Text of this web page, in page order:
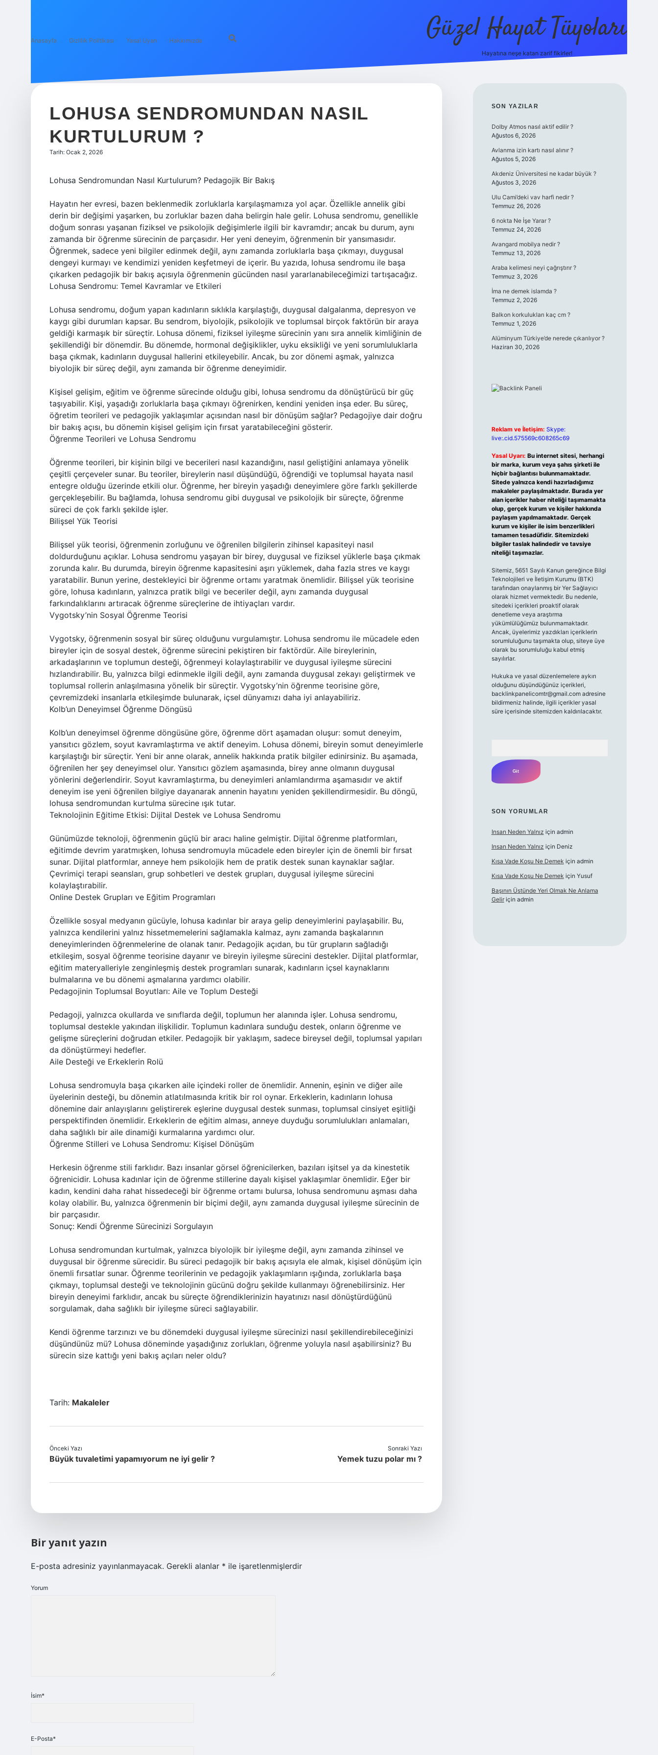
Anasayfa Gizlilik Politikası Yasal Uyarı Hakkımızda Güzel Hayat Tüyoları
Hayatına neşe katan zarif fikirler!
LOHUSA SENDROMUNDAN NASIL
KURTULURUM ?
Tarih: Ocak 2, 2026
Lohusa Sendromundan Nasıl Kurtulurum? Pedagojik Bir Bakış
Hayatın her evresi, bazen beklenmedik zorluklarla karşılaşmamıza yol açar. Özellikle annelik gibi
derin bir değişimi yaşarken, bu zorluklar bazen daha belirgin hale gelir. Lohusa sendromu, genellikle
doğum sonrası yaşanan fiziksel ve psikolojik değişimlerle ilgili bir kavramdır; ancak bu durum, aynı
zamanda bir öğrenme sürecinin de parçasıdır. Her yeni deneyim, öğrenmenin bir yansımasıdır.
Öğrenmek, sadece yeni bilgiler edinmek değil, aynı zamanda zorluklarla başa çıkmayı, duygusal
dengeyi kurmayı ve kendimizi yeniden keşfetmeyi de içerir. Bu yazıda, lohusa sendromu ile başa
çıkarken pedagojik bir bakış açısıyla öğrenmenin gücünden nasıl yararlanabileceğimizi tartışacağız.
Lohusa Sendromu: Temel Kavramlar ve Etkileri
Lohusa sendromu, doğum yapan kadınların sıklıkla karşılaştığı, duygusal dalgalanma, depresyon ve
kaygı gibi durumları kapsar. Bu sendrom, biyolojik, psikolojik ve toplumsal birçok faktörün bir araya
geldiği karmaşık bir süreçtir. Lohusa dönemi, fiziksel iyileşme sürecinin yanı sıra annelik kimliğinin de
şekillendiği bir dönemdir. Bu dönemde, hormonal değişiklikler, uyku eksikliği ve yeni sorumluluklarla
başa çıkmak, kadınların duygusal hallerini etkileyebilir. Ancak, bu zor dönemi aşmak, yalnızca
biyolojik bir süreç değil, aynı zamanda bir öğrenme deneyimidir.
Kişisel gelişim, eğitim ve öğrenme sürecinde olduğu gibi, lohusa sendromu da dönüştürücü bir güç
taşıyabilir. Kişi, yaşadığı zorluklarla başa çıkmayı öğrenirken, kendini yeniden inşa eder. Bu süreç,
öğretim teorileri ve pedagojik yaklaşımlar açısından nasıl bir dönüşüm sağlar? Pedagojiye dair doğru
bir bakış açısı, bu dönemin kişisel gelişim için fırsat yaratabileceğini gösterir.
Öğrenme Teorileri ve Lohusa Sendromu
Öğrenme teorileri, bir kişinin bilgi ve becerileri nasıl kazandığını, nasıl geliştiğini anlamaya yönelik
çeşitli çerçeveler sunar. Bu teoriler, bireylerin nasıl düşündüğü, öğrendiği ve toplumsal hayata nasıl
entegre olduğu üzerinde etkili olur. Öğrenme, her bireyin yaşadığı deneyimlere göre farklı şekillerde
gerçekleşebilir. Bu bağlamda, lohusa sendromu gibi duygusal ve psikolojik bir süreçte, öğrenme
süreci de çok farklı şekilde işler.
Bilişsel Yük Teorisi
Bilişsel yük teorisi, öğrenmenin zorluğunu ve öğrenilen bilgilerin zihinsel kapasiteyi nasıl
doldurduğunu açıklar. Lohusa sendromu yaşayan bir birey, duygusal ve fiziksel yüklerle başa çıkmak
zorunda kalır. Bu durumda, bireyin öğrenme kapasitesini aşırı yüklemek, daha fazla stres ve kaygı
yaratabilir. Bunun yerine, destekleyici bir öğrenme ortamı yaratmak önemlidir. Bilişsel yük teorisine
göre, lohusa kadınların, yalnızca pratik bilgi ve beceriler değil, aynı zamanda duygusal
farkındalıklarını artıracak öğrenme süreçlerine de ihtiyaçları vardır.
Vygotsky’nin Sosyal Öğrenme Teorisi
Vygotsky, öğrenmenin sosyal bir süreç olduğunu vurgulamıştır. Lohusa sendromu ile mücadele eden
bireyler için de sosyal destek, öğrenme sürecini pekiştiren bir faktördür. Aile bireylerinin,
arkadaşlarının ve toplumun desteği, öğrenmeyi kolaylaştırabilir ve duygusal iyileşme sürecini
hızlandırabilir. Bu, yalnızca bilgi edinmekle ilgili değil, aynı zamanda duygusal zekayı geliştirmek ve
toplumsal rollerin anlaşılmasına yönelik bir süreçtir. Vygotsky’nin öğrenme teorisine göre,
çevremizdeki insanlarla etkileşimde bulunarak, içsel dünyamızı daha iyi anlayabiliriz.
Kolb’un Deneyimsel Öğrenme Döngüsü
Kolb’un deneyimsel öğrenme döngüsüne göre, öğrenme dört aşamadan oluşur: somut deneyim,
yansıtıcı gözlem, soyut kavramlaştırma ve aktif deneyim. Lohusa dönemi, bireyin somut deneyimlerle
karşılaştığı bir süreçtir. Yeni bir anne olarak, annelik hakkında pratik bilgiler edinirsiniz. Bu aşamada,
öğrenilen her şey deneyimsel olur. Yansıtıcı gözlem aşamasında, birey anne olmanın duygusal
yönlerini değerlendirir. Soyut kavramlaştırma, bu deneyimleri anlamlandırma aşamasıdır ve aktif
deneyim ise yeni öğrenilen bilgiye dayanarak annenin hayatını yeniden şekillendirmesidir. Bu döngü,
lohusa sendromundan kurtulma sürecine ışık tutar.
Teknolojinin Eğitime Etkisi: Dijital Destek ve Lohusa Sendromu
Günümüzde teknoloji, öğrenmenin güçlü bir aracı haline gelmiştir. Dijital öğrenme platformları,
eğitimde devrim yaratmışken, lohusa sendromuyla mücadele eden bireyler için de önemli bir fırsat
sunar. Dijital platformlar, anneye hem psikolojik hem de pratik destek sunan kaynaklar sağlar.
Çevrimiçi terapi seansları, grup sohbetleri ve destek grupları, duygusal iyileşme sürecini
kolaylaştırabilir.
Online Destek Grupları ve Eğitim Programları
Özellikle sosyal medyanın gücüyle, lohusa kadınlar bir araya gelip deneyimlerini paylaşabilir. Bu,
yalnızca kendilerini yalnız hissetmemelerini sağlamakla kalmaz, aynı zamanda başkalarının
deneyimlerinden öğrenmelerine de olanak tanır. Pedagojik açıdan, bu tür grupların sağladığı
etkileşim, sosyal öğrenme teorisine dayanır ve bireyin iyileşme sürecini destekler. Dijital platformlar,
eğitim materyalleriyle zenginleşmiş destek programları sunarak, kadınların içsel kaynaklarını
bulmalarına ve bu dönemi aşmalarına yardımcı olabilir.
Pedagojinin Toplumsal Boyutları: Aile ve Toplum Desteği
Pedagoji, yalnızca okullarda ve sınıflarda değil, toplumun her alanında işler. Lohusa sendromu,
toplumsal destekle yakından ilişkilidir. Toplumun kadınlara sunduğu destek, onların öğrenme ve
gelişme süreçlerini doğrudan etkiler. Pedagojik bir yaklaşım, sadece bireysel değil, toplumsal yapıları
da dönüştürmeyi hedefler.
Aile Desteği ve Erkeklerin Rolü
Lohusa sendromuyla başa çıkarken aile içindeki roller de önemlidir. Annenin, eşinin ve diğer aile
üyelerinin desteği, bu dönemin atlatılmasında kritik bir rol oynar. Erkeklerin, kadınların lohusa
dönemine dair anlayışlarını geliştirerek eşlerine duygusal destek sunması, toplumsal cinsiyet eşitliği
perspektifinden önemlidir. Erkeklerin de eğitim alması, anneye duyduğu sorumlulukları anlamaları,
daha sağlıklı bir aile dinamiği kurmalarına yardımcı olur.
Öğrenme Stilleri ve Lohusa Sendromu: Kişisel Dönüşüm
Herkesin öğrenme stili farklıdır. Bazı insanlar görsel öğrenicilerken, bazıları işitsel ya da kinestetik
öğrenicidir. Lohusa kadınlar için de öğrenme stillerine dayalı kişisel yaklaşımlar önemlidir. Eğer bir
kadın, kendini daha rahat hissedeceği bir öğrenme ortamı bulursa, lohusa sendromunu aşması daha
kolay olabilir. Bu, yalnızca öğrenmenin bir biçimi değil, aynı zamanda duygusal iyileşme sürecinin de
bir parçasıdır.
Sonuç: Kendi Öğrenme Sürecinizi Sorgulayın
Lohusa sendromundan kurtulmak, yalnızca biyolojik bir iyileşme değil, aynı zamanda zihinsel ve
duygusal bir öğrenme sürecidir. Bu süreci pedagojik bir bakış açısıyla ele almak, kişisel dönüşüm için
önemli fırsatlar sunar. Öğrenme teorilerinin ve pedagojik yaklaşımların ışığında, zorluklarla başa
çıkmayı, toplumsal desteği ve teknolojinin gücünü doğru şekilde kullanmayı öğrenebilirsiniz. Her
bireyin deneyimi farklıdır, ancak bu süreçte öğrendiklerinizin hayatınızı nasıl dönüştürdüğünü
sorgulamak, daha sağlıklı bir iyileşme süreci sağlayabilir.
Kendi öğrenme tarzınızı ve bu dönemdeki duygusal iyileşme sürecinizi nasıl şekillendirebileceğinizi
düşündünüz mü? Lohusa döneminde yaşadığınız zorlukları, öğrenme yoluyla nasıl aşabilirsiniz? Bu
sürecin size kattığı yeni bakış açıları neler oldu?
Tarih: Makaleler
Önceki Yazı
Büyük tuvaletimi yapamıyorum ne iyi gelir ?
Sonraki Yazı
Yemek tuzu polar mı ?
Bir yanıt yazın
E-posta adresiniz yayınlanmayacak. Gerekli alanlar * ile işaretlenmişlerdir
Yorum
İsim*
E-Posta*
SIDEBAR
SON YAZILAR
Dolby Atmos nasıl aktif edilir ?
Ağustos 6, 2026
Avlanma izin kartı nasıl alınır ?
Ağustos 5, 2026
Akdeniz Üniversitesi ne kadar büyük ?
Ağustos 3, 2026
Ulu Cami’deki vav harfi nedir ?
Temmuz 26, 2026
6 nokta Ne İşe Yarar ?
Temmuz 24, 2026
Avangard mobilya nedir ?
Temmuz 13, 2026
Araba kelimesi neyi çağrıştırır ?
Temmuz 3, 2026
İma ne demek islamda ?
Temmuz 2, 2026
Balkon korkulukları kaç cm ?
Temmuz 1, 2026
Alüminyum Türkiye’de nerede çıkarılıyor ?
Haziran 30, 2026
Reklam ve İletişim: Skype:
live:.cid.575569c608265c69
Yasal Uyarı: Bu internet sitesi, herhangi
bir marka, kurum veya şahıs şirketi ile
hiçbir bağlantısı bulunmamaktadır.
Sitede yalnızca kendi hazırladığımız
makaleler paylaşılmaktadır. Burada yer
alan içerikler haber niteliği taşımamakta
olup, gerçek kurum ve kişiler hakkında
paylaşım yapılmamaktadır. Gerçek
kurum ve kişiler ile isim benzerlikleri
tamamen tesadüfidir. Sitemizdeki
bilgiler taslak halindedir ve tavsiye
niteliği taşımazlar.
Sitemiz, 5651 Sayılı Kanun gereğince Bilgi
Teknolojileri ve İletişim Kurumu (BTK)
tarafından onaylanmış bir Yer Sağlayıcı
olarak hizmet vermektedir. Bu nedenle,
sitedeki içerikleri proaktif olarak
denetleme veya araştırma
yükümlülüğümüz bulunmamaktadır.
Ancak, üyelerimiz yazdıkları içeriklerin
sorumluluğunu taşımakta olup, siteye üye
olarak bu sorumluluğu kabul etmiş
sayılırlar.
Hukuka ve yasal düzenlemelere aykırı
olduğunu düşündüğünüz içerikleri,
backlinkpanelicomtr@gmail.comadresine
bildirmeniz halinde, ilgili içerikler yasal
süre içerisinde sitemizden kaldırılacaktır.
SON YORUMLAR
Insan Neden Yalnız için admin
Insan Neden Yalnız için Deniz
Kısa Vade Koşu Ne Demek için admin
Kısa Vade Koşu Ne Demek için Yusuf
Başının Üstünde Yeri Olmak Ne Anlama
Geliriçin admin